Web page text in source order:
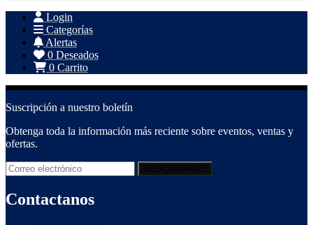
Login
Categorías
Alertas
0 Deseados
0 Carrito
Suscripción a nuestro boletín
Obtenga toda la información más reciente sobre eventos, ventas y
ofertas.
Contactanos